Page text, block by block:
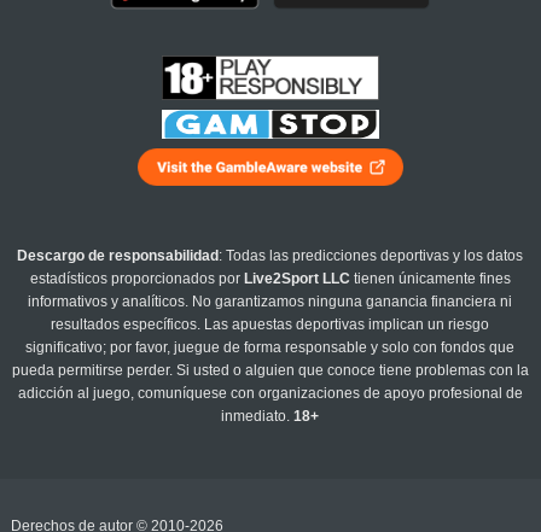
Descargo de responsabilidad : Todas las predicciones deportivas y los datos
estadísticos proporcionados por Live2Sport LLC tienen únicamente fines
informativos y analíticos. No garantizamos ninguna ganancia financiera ni
resultados específicos. Las apuestas deportivas implican un riesgo
significativo; por favor, juegue de forma responsable y solo con fondos que
pueda permitirse perder. Si usted o alguien que conoce tiene problemas con la
adicción al juego, comuníquese con organizaciones de apoyo profesional de
inmediato.18+
Derechos de autor © 2010-2026